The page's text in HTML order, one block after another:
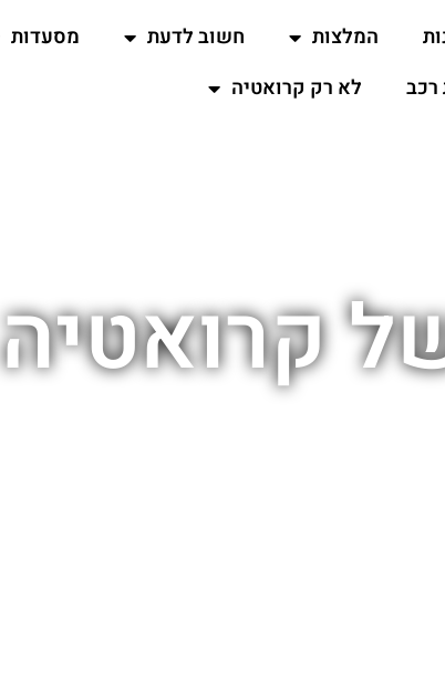
המלצות חשוב לדעת מסעדות
לא רק קרואטיה
קרואטיה